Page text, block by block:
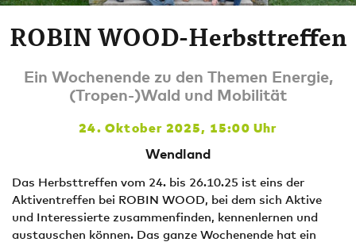
ROBIN WOOD-Herbsttreffen
Ein Wochenende zu den Themen Energie,
(Tropen-)Wald und Mobilität
24. Oktober 2025, 15:00 Uhr
Wendland
Das Herbsttreffen vom 24. bis 26.10.25 ist eins der
Aktiventreffen bei ROBIN WOOD, bei dem sich Aktive
und Interessierte zusammenfinden, kennenlernen und
austauschen können. Das ganze Wochenende hat ein